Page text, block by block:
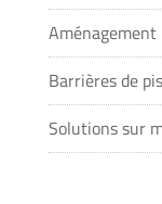
Barrières de
Solutions sur